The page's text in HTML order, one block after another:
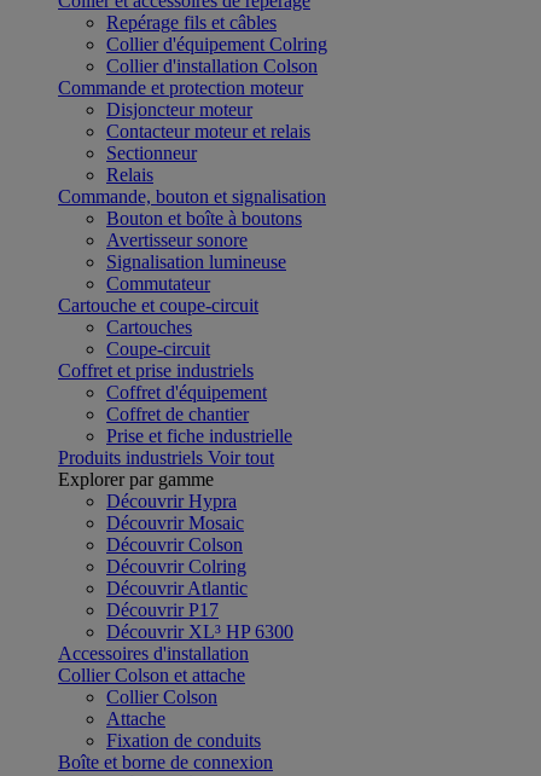
Repérage fils et câbles
Collier d'équipement Colring
Collier d'installation Colson
Commande et protection moteur
Disjoncteur moteur
Contacteur moteur et relais
Sectionneur
Relais
Commande, bouton et signalisation
Bouton et boîte à boutons
Avertisseur sonore
Signalisation lumineuse
Commutateur
Cartouche et coupe-circuit
Cartouches
Coupe-circuit
Coffret et prise industriels
Coffret d'équipement
Coffret de chantier
Prise et fiche industrielle
Produits industriels Voir tout
Explorer par gamme
Découvrir Hypra
Découvrir Mosaic
Découvrir Colson
Découvrir Colring
Découvrir Atlantic
Découvrir P17
Découvrir XL³ HP 6300
Accessoires d'installation
Collier Colson et attache
Collier Colson
Attache
Fixation de conduits
Boîte et borne de connexion